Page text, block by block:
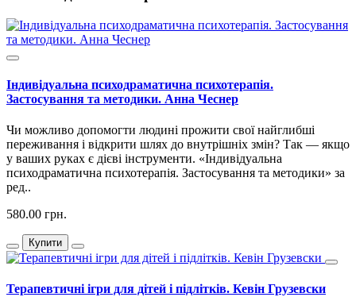
Індивідуальна психодраматична психотерапія.
Застосування та методики. Анна Чеснер
Чи можливо допомогти людині прожити свої найглибші
переживання і відкрити шлях до внутрішніх змін? Так — якщо
у ваших руках є дієві інструменти. «Індивідуальна
психодраматична психотерапія. Застосування та методики» за
ред..
580.00 грн.
Купити
Терапевтичні ігри для дітей і підлітків. Кевін Грузевски